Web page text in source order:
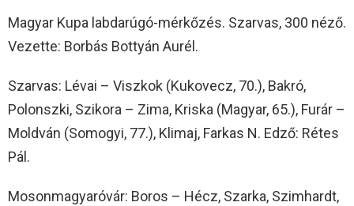
Magyar Kupa labdarúgó-mérkőzés. Szarvas, 300 néző.
Vezette: Borbás Bottyán Aurél.
Szarvas: Lévai – Viszkok (Kukovecz, 70.), Bakró,
Polonszki, Szikora – Zima, Kriska (Magyar, 65.), Furár –
Moldván (Somogyi, 77.), Klimaj, Farkas N. Edző: Rétes
Pál.
Mosonmagyaróvár: Boros – Hécz, Szarka, Szimhardt,